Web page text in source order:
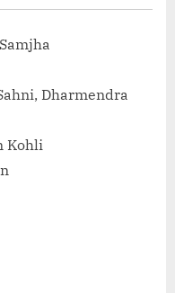
Dharmendra
Kohli